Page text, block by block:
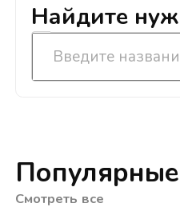
Найдите
Популярные
Смотреть все